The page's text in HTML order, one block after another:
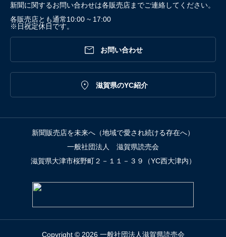
新聞に関するお問い合わせは各販売店までご連絡してください。
各販売店とも通常10:00 ~ 17:00
※日祝定休日です。
 お問い合わせ
 滋賀県のYC紹介
新聞販売店を未来へ（地域で愛され続ける存在へ）
一般社団法人 滋賀県読売会
滋賀県大津市桜野町２－１１－３９（YC西大津内）
Copyright © 2026 一般社団法人滋賀県読売会